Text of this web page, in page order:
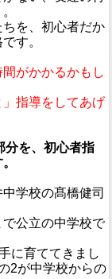
を、初心者だか
す。
がかかるかもし
指導をしてあげ
分を、初心者指
学校の髙橋健司
公立の中学校で
に育ててきまし
2が中学校からの